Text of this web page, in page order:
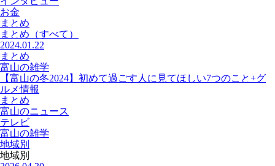
お金
まとめ
まとめ （すべて）
2024.01.22
まとめ
富山の雑学
【富山の冬2024】初めて過ごす人に見てほしい7つのこと+グ
ルメ情報
まとめ
富山のニュース
テレビ
富山の雑学
地域別
地域別